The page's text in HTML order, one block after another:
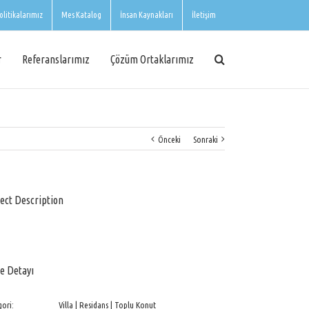
Mes Katalog İnsan Kaynakları İletişim
Referanslarımız Çözüm Ortaklarımız
Önceki Sonraki
Description
Detayı
Villa | Residans | Toplu Konut